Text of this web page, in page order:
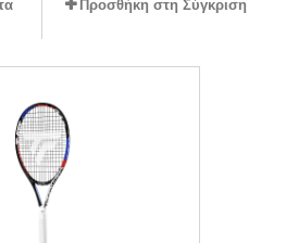
Προσθήκη στη Σύγκριση